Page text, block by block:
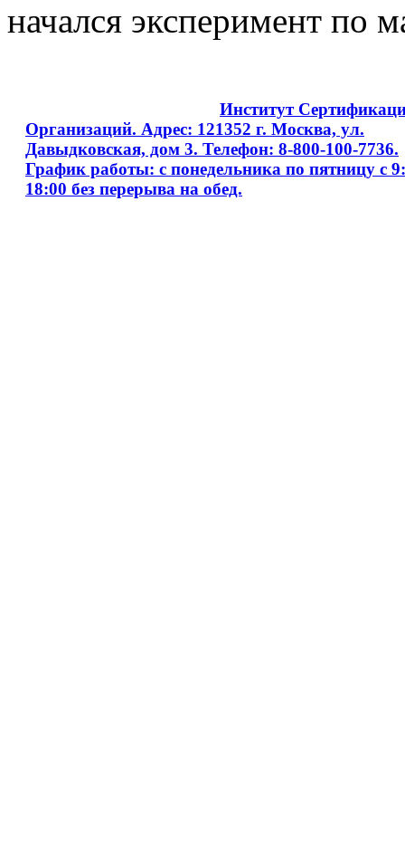
начался эксперимент по
Институт
Организаций. Адрес: 121352 г. Москва, ул.
Давыдковская, дом 3. Телефон: 8-800-100-7736.
График работы: с понедельника по пятницу с
18:00 без перерыва на обед.